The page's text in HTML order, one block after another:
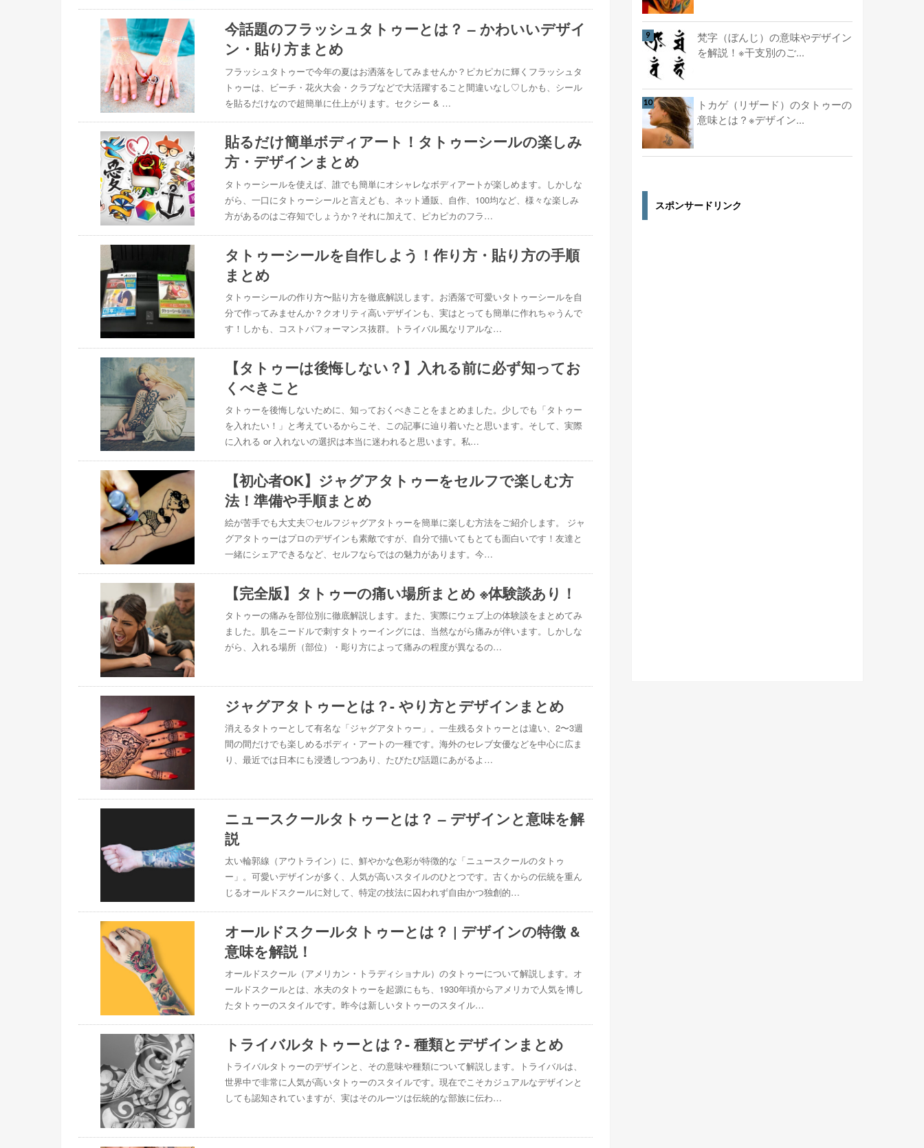
今話題のフラッシュタトゥーとは？ – かわいいデザイ
ン・貼り方まとめ
フラッシュタトゥーで今年の夏はお洒落をしてみませんか？ピカピカに輝くフラッシュタ
トゥーは、ビーチ・花火大会・クラブなどで大活躍すること間違いなし♡しかも、シール
を貼るだけなので超簡単に仕上がります。セクシー & …
貼るだけ簡単ボディアート！タトゥーシールの楽しみ
方・デザインまとめ
タトゥーシールを使えば、誰でも簡単にオシャレなボディアートが楽しめます。しかしな
がら、一口にタトゥーシールと言えども、ネット通販、自作、100均など、様々な楽しみ
方があるのはご存知でしょうか？それに加えて、ピカピカのフラ…
タトゥーシールを自作しよう！作り方・貼り方の手順
まとめ
タトゥーシールの作り方〜貼り方を徹底解説します。お洒落で可愛いタトゥーシールを自
分で作ってみませんか？クオリティ高いデザインも、実はとっても簡単に作れちゃうんで
す！しかも、コストパフォーマンス抜群。トライバル風なリアルな…
【タトゥーは後悔しない？】入れる前に必ず知ってお
くべきこと
タトゥーを後悔しないために、知っておくべきことをまとめました。少しでも「タトゥー
を入れたい！」と考えているからこそ、この記事に辿り着いたと思います。そして、実際
に入れる or 入れないの選択は本当に迷われると思います。私…
【初心者OK】ジャグアタトゥーをセルフで楽しむ方
法！準備や手順まとめ
絵が苦手でも大丈夫♡セルフジャグアタトゥーを簡単に楽しむ方法をご紹介します。 ジャ
グアタトゥーはプロのデザインも素敵ですが、自分で描いてもとても面白いです！友達と
一緒にシェアできるなど、セルフならではの魅力があります。今…
【完全版】タトゥーの痛い場所まとめ ※体験談あり！
タトゥーの痛みを部位別に徹底解説します。また、実際にウェブ上の体験談をまとめてみ
ました。肌をニードルで刺すタトゥーイングには、当然ながら痛みが伴います。しかしな
がら、入れる場所（部位）・彫り方によって痛みの程度が異なるの…
ジャグアタトゥーとは？- やり方とデザインまとめ
消えるタトゥーとして有名な「ジャグアタトゥー」。一生残るタトゥーとは違い、2〜3週
間の間だけでも楽しめるボディ・アートの一種です。海外のセレブ女優などを中心に広ま
り、最近では日本にも浸透しつつあり、たびたび話題にあがるよ…
ニュースクールタトゥーとは？ – デザインと意味を解
説
太い輪郭線（アウトライン）に、鮮やかな色彩が特徴的な「ニュースクールのタトゥ
ー」。可愛いデザインが多く、人気が高いスタイルのひとつです。古くからの伝統を重ん
じるオールドスクールに対して、特定の技法に囚われず自由かつ独創的…
オールドスクールタトゥーとは？ | デザインの特徴 &
意味を解説！
オールドスクール（アメリカン・トラディショナル）のタトゥーについて解説します。オ
ールドスクールとは、水夫のタトゥーを起源にもち、1930年頃からアメリカで人気を博し
たタトゥーのスタイルです。昨今は新しいタトゥーのスタイル…
トライバルタトゥーとは？- 種類とデザインまとめ
トライバルタトゥーのデザインと、その意味や種類について解説します。トライバルは、
世界中で非常に人気が高いタトゥーのスタイルです。現在でこそカジュアルなデザインと
しても認知されていますが、実はそのルーツは伝統的な部族に伝わ…
梵字（ぼんじ）の意味やデザイン
を解説！※干支別のご...
トカゲ（リザード）のタトゥーの
意味とは？※デザイン...
スポンサードリンク